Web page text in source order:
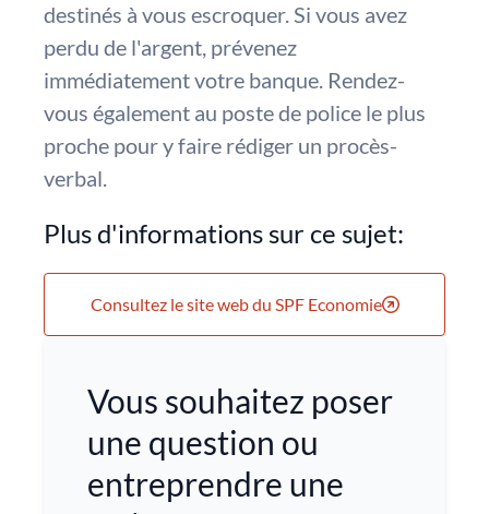
destinés à vous escroquer. Si vous avez
perdu de l'argent, prévenez
immédiatement votre banque. Rendez-
vous également au poste de police le plus
proche pour y faire rédiger un procès-
verbal.
Plus d'informations sur ce sujet:
Consultez le site web du SPF Economie
Vous souhaitez poser
une question ou
entreprendre une